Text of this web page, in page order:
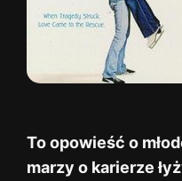
To opowieść o
marzy o karierze